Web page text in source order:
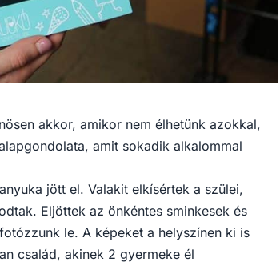
akkor, amikor nem élhetünk azokkal,
amit sokadik alkalommal
jött el. Valakit elkísértek a szülei,
Eljöttek az önkéntes sminkesek és
le. A képeket a helyszínen ki is
család, akinek 2 gyermeke él